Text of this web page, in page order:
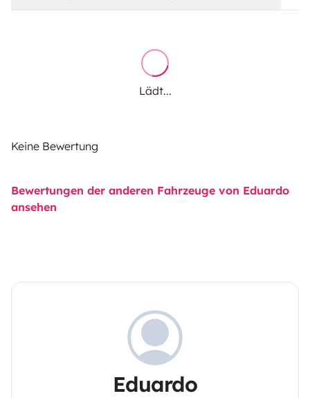
Lädt...
Keine Bewertung
Bewertungen der anderen Fahrzeuge von Eduardo
ansehen
Eduardo